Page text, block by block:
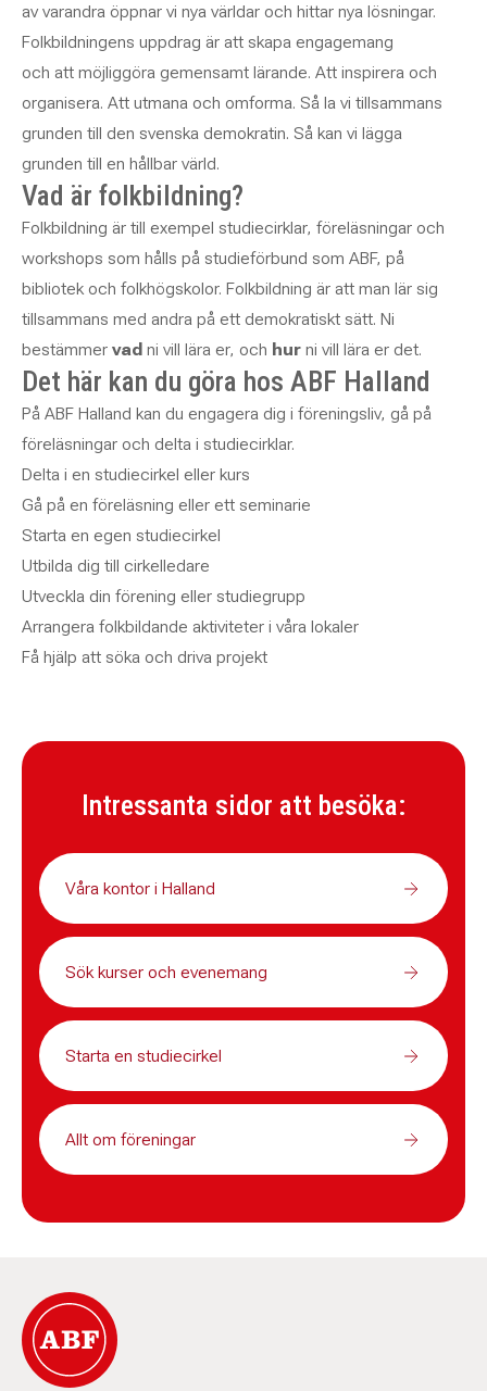
av varandra öppnar vi nya världar och hittar nya lösningar.
Folkbildningens uppdrag är att skapa engagemang
och att möjliggöra gemensamt lärande. Att inspirera och
organisera. Att utmana och omforma. Så la vi tillsammans
grunden till den svenska demokratin. Så kan vi lägga
grunden till en hållbar värld.
Vad är folkbildning?
Folkbildning är till exempel studiecirklar, föreläsningar och
workshops som hålls på studieförbund som ABF, på
bibliotek och folkhögskolor. Folkbildning är att man lär sig
tillsammans med andra på ett demokratiskt sätt. Ni
bestämmer vad ni vill lära er, och hur ni vill lära er det.
Det här kan du göra hos ABF Halland
På ABF Halland kan du engagera dig i föreningsliv, gå på
föreläsningar och delta i studiecirklar.
Delta i en studiecirkel eller kurs
Gå på en föreläsning eller ett seminarie
Starta en egen studiecirkel
Utbilda dig till cirkelledare
Utveckla din förening eller studiegrupp
Arrangera folkbildande aktiviteter i våra lokaler
Få hjälp att söka och driva projekt
Intressanta sidor att besöka:
Våra kontor i Halland
Sök kurser och evenemang
Starta en studiecirkel
Allt om föreningar